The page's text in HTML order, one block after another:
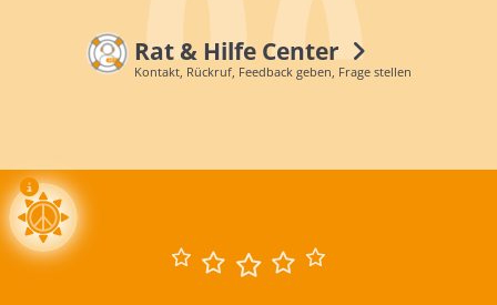
Rat & Hilfe Center
Kontakt, Rückruf, Feedback geben, Frage stellen